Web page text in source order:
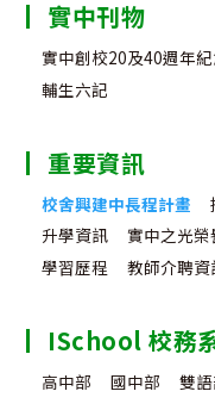
實中刊物
實中創校20及40週年
輔生六記
重要資訊
校舍興建中長程計畫
升學資訊
實中之光
學習歷程
教師介聘資
ISchool 校務
高中部 國中部 雙